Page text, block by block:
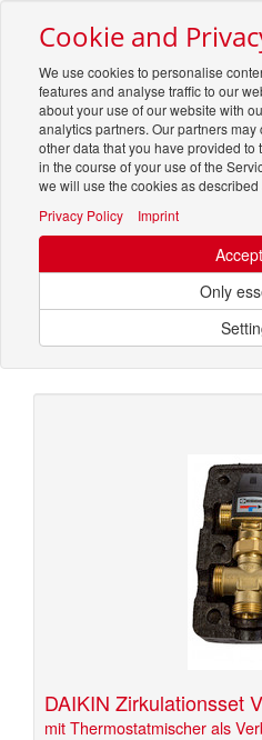
Toggle
navigation
Um weitere Artikelinformationen zu
System an.
Optionen & Filter
Wärmepumpe &
DAIKIN Zirkulationsset
mit Thermostatmischer als
Cookie and
We use cookies to personalise
features and analyse traffic to our
about your use of our website with
analytics partners. Our partners
other data that you have provided to
in the course of your use of the
we will use the cookies as described
Privacy Policy
Imprint
Only